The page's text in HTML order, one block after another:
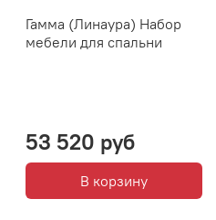
Гамма (Линаура) Набор
мебели для спальни
53 520 руб
В корзину